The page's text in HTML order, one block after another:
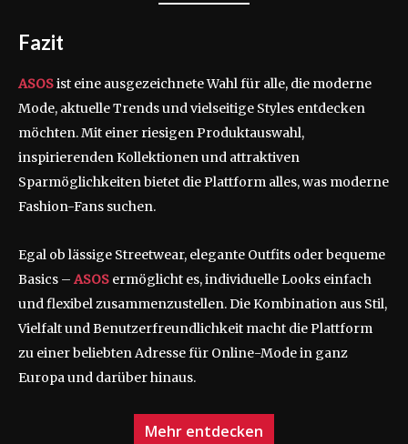
Fazit
ASOSist eine ausgezeichnete Wahl für alle, die moderne
Mode, aktuelle Trends und vielseitige Styles entdecken
möchten. Mit einer riesigen Produktauswahl,
inspirierenden Kollektionen und attraktiven
Sparmöglichkeiten bietet die Plattform alles, was moderne
Fashion-Fans suchen.
Egal ob lässige Streetwear, elegante Outfits oder bequeme
Basics – ASOS ermöglicht es, individuelle Looks einfach
und flexibel zusammenzustellen. Die Kombination aus Stil,
Vielfalt und Benutzerfreundlichkeit macht die Plattform
zu einer beliebten Adresse für Online-Mode in ganz
Europa und darüber hinaus.
Mehr entdecken